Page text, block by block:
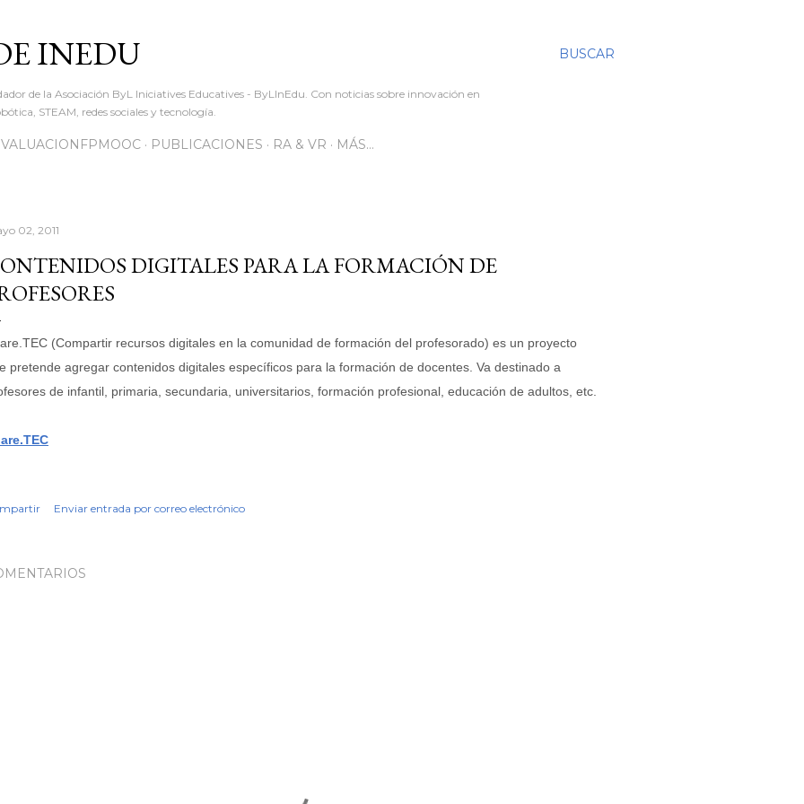
BUSCAR
INEDU
de la Asociación ByL Iniciatives Educatives - ByLInEdu. Con noticias sobre innovación en
STEAM, redes sociales y tecnología.
PUBLICACIONES RA & VR MÁS…
02, 2011
DIGITALES PARA LA FORMACIÓN DE
(Compartir recursos digitales en la comunidad de formación del profesorado) es un proyecto
pretende agregar contenidos digitales específicos para la formación de docentes . Va destinado a
de infantil, primaria, secundaria, universitarios, formación profesional, educación de adultos, etc.
Enviar entrada por correo electrónico